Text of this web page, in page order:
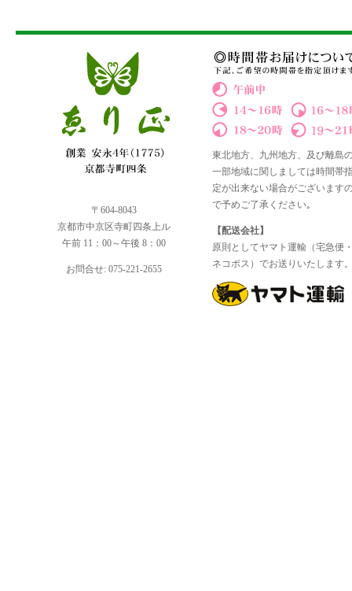
〒604-8043
京都市中京区寺町四条上ル
午前 11：00～午後 8：00
お問合せ: 075-221-2655
東北地方、九州地方、及び離島
一部地域に関しましては時間帯
定が出来ない場合がございます
で予めご了承ください｡
【配送会社】
原則としてヤマト運輸（宅急便
ネコポス）でお送りいたします